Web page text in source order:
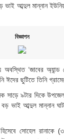
আব্দুল মান্নান
বিজ্ঞাপন
অবস্থিত ‘জাবের অ্যান্ড
ঈদের ছুটিতে তিনি
সাড়ে ৯টার দিকে
ভাই আব্দুল মান্নান
হিসেবে সোহেল